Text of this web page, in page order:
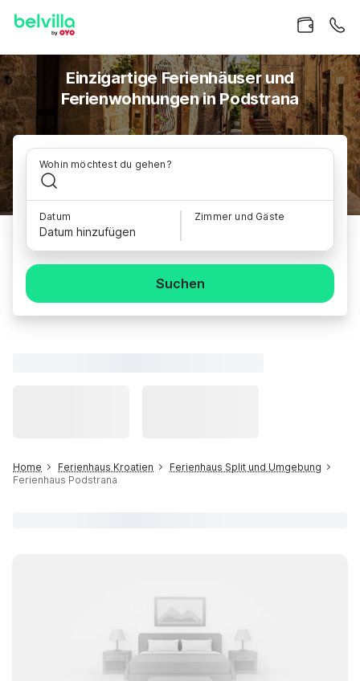
Einzigartige Ferienhäuser und
Ferienwohnungen in Podstrana
Wohin möchtest du gehen?
Datum
Datum hinzufügen
Zimmer und Gäste
Suchen
Home Ferienhaus Kroatien
Ferienhaus Split und Umgebung
Ferienhaus Podstrana